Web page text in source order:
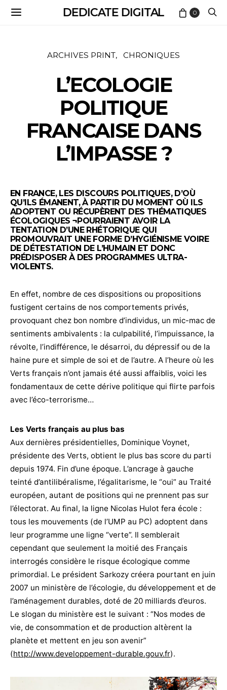
DEDICATE DIGITAL 0
ARCHIVES PRINT CHRONIQUES
L’ECOLOGIE
POLITIQUE
FRANCAISE DANS
L’IMPASSE ?
EN FRANCE, LES DISCOURS POLITIQUES, D’OÙ
QU’ILS ÉMANENT, À PARTIR DU MOMENT OÙ ILS
ADOPTENT OU RÉCUPÈRENT DES THÉMATIQUES
ÉCOLOGIQUES ¬POURRAIENT AVOIR LA
TENTATION D’UNE RHÉTORIQUE QUI
PROMOUVRAIT UNE FORME D’HYGIÉNISME VOIRE
DE DÉTESTATION DE L’HUMAIN ET DONC
PRÉDISPOSER À DES PROGRAMMES ULTRA-
VIOLENTS.
En effet, nombre de ces dispositions ou propositions
fustigent certains de nos comportements privés,
provoquant chez bon nombre d’individus, un mic-mac de
sentiments ambivalents : la culpabilité, l’impuissance, la
révolte, l’indifférence, le désarroi, du dépressif ou de la
haine pure et simple de soi et de l’autre. A l’heure où les
Verts français n’ont jamais été aussi affaiblis, voici les
fondamentaux de cette dérive politique qui flirte parfois
avec l’éco-terrorisme…
Les Verts français au plus bas
Aux dernières présidentielles, Dominique Voynet,
présidente des Verts, obtient le plus bas score du parti
depuis 1974. Fin d’une époque. L’ancrage à gauche
teinté d’antilibéralisme, l’égalitarisme, le “oui” au Traité
européen, autant de positions qui ne prennent pas sur
l’électorat. Au final, la ligne Nicolas Hulot fera école :
tous les mouvements (de l’UMP au PC) adoptent dans
leur programme une ligne “verte”. Il semblerait
cependant que seulement la moitié des Français
interrogés considère le risque écologique comme
primordial. Le président Sarkozy créera pourtant en juin
2007 un ministère de l’écologie, du développement et de
l’aménagement durables, doté de 20 milliards d’euros.
Le slogan du ministère est le suivant : “Nos modes de
vie, de consommation et de production altèrent la
planète et mettent en jeu son avenir”
(http://www.developpement-durable.gouv.fr).